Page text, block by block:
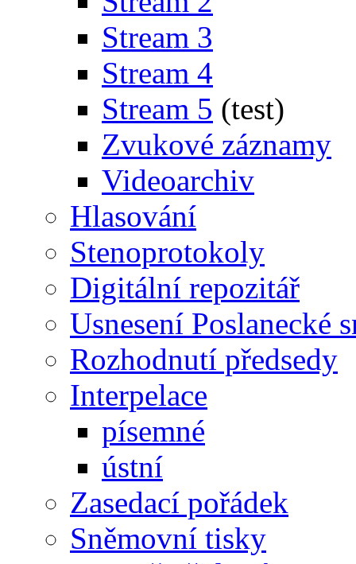
Stream 3
Stream 4
Stream 5 (test)
Zvukové záznamy
Videoarchiv
Hlasování
Stenoprotokoly
Digitální repozitář
Usnesení Poslanecké
Rozhodnutí předsedy
Interpelace
písemné
ústní
Zasedací pořádek
Sněmovní tisky